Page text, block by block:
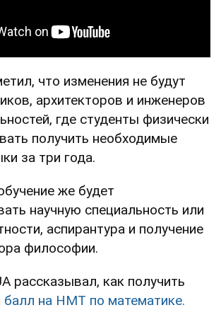
что изменения не будут
архитекторов и инженеров
где студенты физически
получить необходимые
за три года.
же будет
научную специальность или
аспирантура и получение
философии.
рассказывал, как получить
балл на НМТ по математике.